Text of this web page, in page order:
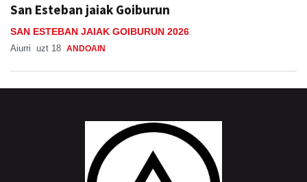
San Esteban jaiak Goiburun
SAN ESTEBAN JAIAK GOIBURUN 2026
Aiurri uzt 18 ANDOAIN